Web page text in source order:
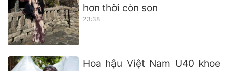
hơn thời còn son
23:38
Hoa hậu Việt Nam U40 khoe